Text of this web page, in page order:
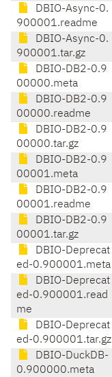
DBIO-Async-0.
900001.readme
DBIO-Async-0.
900001.tar.gz
DBIO-DB2-0.9
00000.meta
DBIO-DB2-0.9
00000.readme
DBIO-DB2-0.9
00000.tar.gz
DBIO-DB2-0.9
00001.meta
DBIO-DB2-0.9
00001.readme
DBIO-DB2-0.9
00001.tar.gz
DBIO-Deprecat
ed-0.900001.meta
DBIO-Deprecat
ed-0.900001.read
me
DBIO-Deprecat
ed-0.900001.tar.gz
DBIO-DuckDB-
0.900000.meta